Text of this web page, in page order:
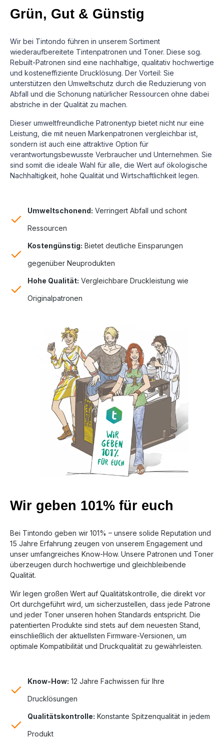
Grün, Gut & Günstig
Wir bei Tintondo führen in unserem Sortiment
wiederaufbereitete Tintenpatronen und Toner. Diese sog.
Rebuilt-Patronen sind eine nachhaltige, qualitativ hochwertige
und kosteneffiziente Drucklösung. Der Vorteil: Sie
unterstützen den Umweltschutz durch die Reduzierung von
Abfall und die Schonung natürlicher Ressourcen ohne dabei
abstriche in der Qualität zu machen.
Dieser umweltfreundliche Patronentyp bietet nicht nur eine
Leistung, die mit neuen Markenpatronen vergleichbar ist,
sondern ist auch eine attraktive Option für
verantwortungsbewusste Verbraucher und Unternehmen. Sie
sind somit die ideale Wahl für alle, die Wert auf ökologische
Nachhaltigkeit, hohe Qualität und Wirtschaftlichkeit legen.
Umweltschonend: Verringert Abfall und schont
Ressourcen
Kostengünstig: Bietet deutliche Einsparungen
gegenüber Neuprodukten
Hohe Qualität: Vergleichbare Druckleistung wie
Originalpatronen
Wir geben 101% für euch
Bei Tintondo geben wir 101% – unsere solide Reputation und
15 Jahre Erfahrung zeugen von unserem Engagement und
unser umfangreiches Know-How. Unsere Patronen und Toner
überzeugen durch hochwertige und gleichbleibende
Qualität.
Wir legen großen Wert auf Qualitätskontrolle, die direkt vor
Ort durchgeführt wird, um sicherzustellen, dass jede Patrone
und jeder Toner unseren hohen Standards entspricht. Die
patentierten Produkte sind stets auf dem neuesten Stand,
einschließlich der aktuellsten Firmware-Versionen, um
optimale Kompatibilität und Druckqualität zu gewährleisten.
Know-How: 12 Jahre Fachwissen für Ihre
Drucklösungen
Qualitätskontrolle: Konstante Spitzenqualität in jedem
Produkt